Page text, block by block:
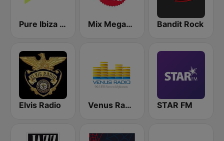
Pure Ibiza Radio Mix Megapol Bandit Rock
Elvis Radio Venus Radio Mykonos STAR FM